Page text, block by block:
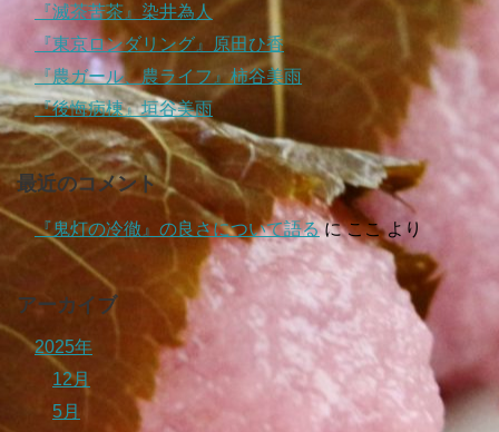
『滅茶苦茶』染井為人
『東京ロンダリング』原田ひ香
『農ガール、農ライフ』柿谷美雨
『後悔病棟』垣谷美雨
最近のコメント
『鬼灯の冷徹』の良さについて語るにここより
アーカイブ
2025年
12月
5月